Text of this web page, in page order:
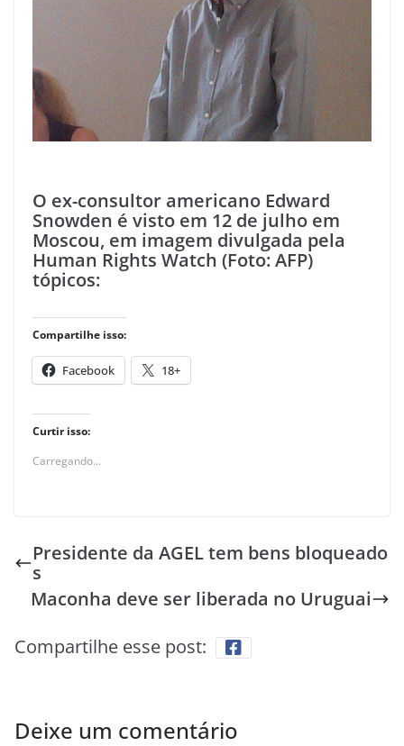
O ex-consultor americano Edward
Snowden é visto em 12 de julho em
Moscou, em imagem divulgada pela
Human Rights Watch (Foto: AFP)
tópicos:
Compartilhe isso:
Facebook 18+
Curtir isso:
Carregando...
Presidente da AGEL tem bens bloqueado
s
Maconha deve ser liberada no Uruguai
Compartilhe esse post:
Deixe um comentário